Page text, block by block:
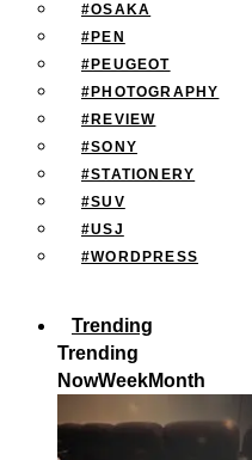
#OSAKA
#PEN
#PEUGEOT
#PHOTOGRAPHY
#REVIEW
#SONY
#STATIONERY
#SUV
#USJ
#WORDPRESS
Trending
Trending
NowWeekMonth